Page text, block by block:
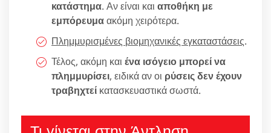
κατάστημα. Αν είναι και αποθήκη με
εμπόρευμαακόμη χειρότερα.
Πλημμυρισμένες βιομηχανικές εγκαταστάσεις.
Τέλος, ακόμη και ένα ισόγειο μπορεί να
πλημμυρίσει, ειδικά αν οι ρύσεις δεν έχουν
τραβηχτεί κατασκευαστικά σωστά.